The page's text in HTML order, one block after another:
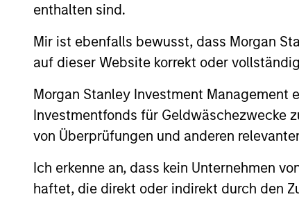
enthalten sind.
Mir ist ebenfalls bewusst, dass Morgan
auf dieser Website korrekt oder
Morgan Stanley Investment Management
Investmentfonds für Geldwäschezwecke
von Überprüfungen und anderen
Ich erkenne an, dass kein Unternehmen
haftet, die direkt oder indirekt durch den
ARTICLE
2026 Russell Reconstitution:
A New Lens on Growth,
Value and Active
Management
The 2026 Russell Reconstitution
a broader shift in today’s market: the
traditional lines between Growth and
what Eaton Vance investment teams think
that means for portfolio construction,